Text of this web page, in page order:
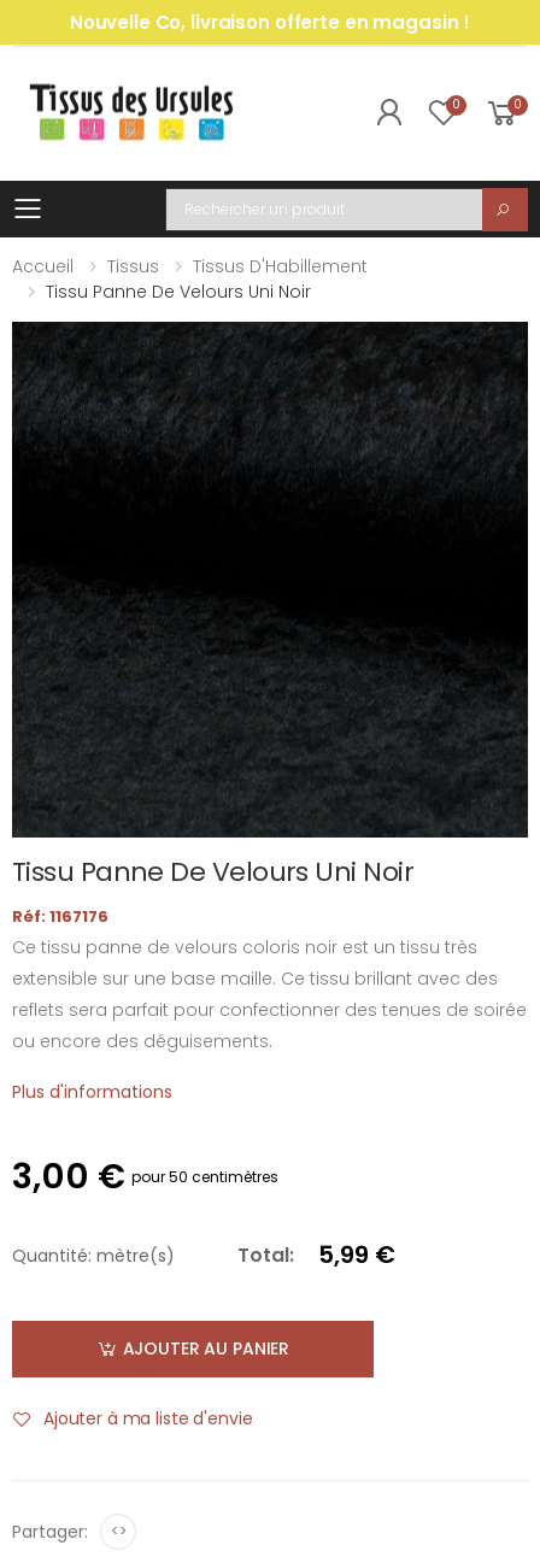
Nouvelle Co, livraison offerte en magasin !
0 0
Toggle mobile menu
Recherche
Accueil
Tissus
Tissus D'Habillement
Tissu Panne De Velours Uni Noir
Tissu Panne De Velours Uni Noir
Réf: 1167176
Ce tissu panne de velours coloris noir est un tissu très
extensible sur une base maille. Ce tissu brillant avec des
reflets sera parfait pour confectionner des tenues de soirée
ou encore des déguisements.
Plus d'informations
3,00 € pour 50 centimètres
Quantité: mètre(s) Total: 5,99 €
AJOUTER AU PANIER
Ajouter à ma liste d'envie
Partager: <>